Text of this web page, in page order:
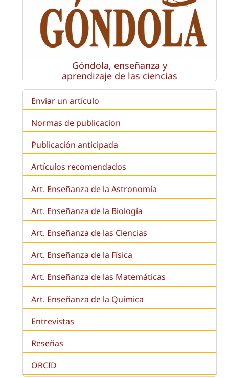
Góndola, enseñanza y
aprendizaje de las ciencias
Enviar un artículo
Normas de publicacion
Publicación anticipada
Artículos recomendados
Art. Enseñanza de la Astronomía
Art. Enseñanza de la Biología
Art. Enseñanza de las Ciencias
Art. Enseñanza de la Física
Art. Enseñanza de las Matemáticas
Art. Enseñanza de la Química
Entrevistas
Reseñas
ORCID